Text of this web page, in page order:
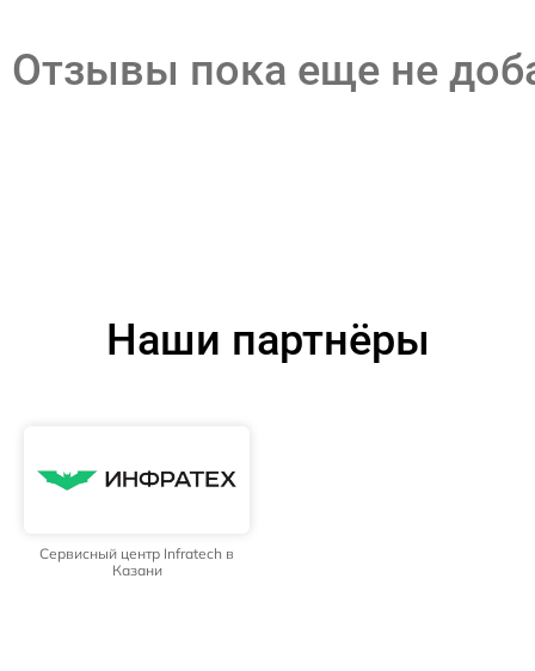
Отзывы пока еще не
Наши партнёры
Сервисный центр Infratech в
Казани